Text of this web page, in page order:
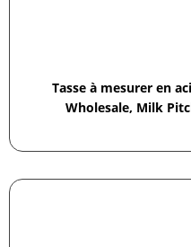
Tasse à mesurer en
Wholesale, Milk